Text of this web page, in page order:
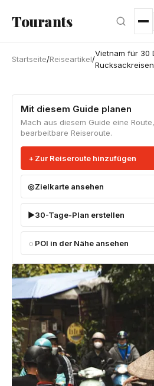
Tourants
Startseite/Reiseartikel/
Vietnam für 30
Mit diesem Guide planen
Mach aus diesem Guide eine
bearbeitbare Reiseroute.
Zur Reiseroute hinzufügen
Zielkarte ansehen
30-Tage-Plan erstellen
POI in der Nähe ansehen